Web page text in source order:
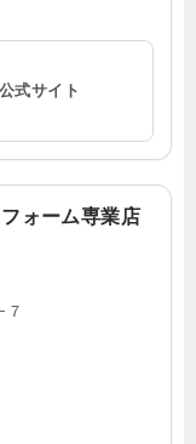
公式サイト
ォーム専業店
７